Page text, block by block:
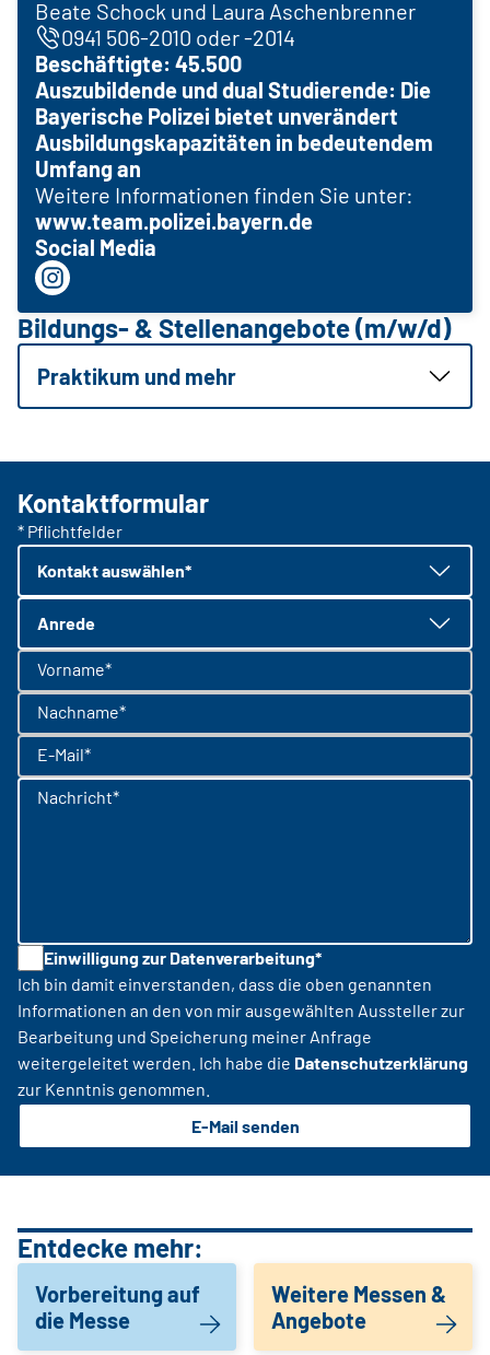
Beate Schock und Laura Aschenbrenner
0941 506-2010 oder -2014
Beschäftigte: 45.500
Auszubildende und dual Studierende: Die
Bayerische Polizei bietet unverändert
Ausbildungskapazitäten in bedeutendem
Umfang an
Weitere Informationen finden Sie unter:
www.team.polizei.bayern.de
Social Media
Bildungs- & Stellenangebote (m/w/d)
Praktikum und mehr
Kontaktformular
* Pflichtfelder
Kontakt auswählen*
Anrede
Vorname*
Nachname*
E-Mail*
Nachricht*
Einwilligung zur Datenverarbeitung*
Ich bin damit einverstanden, dass die oben genannten
Informationen an den von mir ausgewählten Aussteller zur
Bearbeitung und Speicherung meiner Anfrage
weitergeleitet werden. Ich habe die Datenschutzerklärung
zur Kenntnis genommen.
E-Mail senden
Entdecke mehr:
Vorbereitung auf
die Messe
Weitere Messen &
Angebote